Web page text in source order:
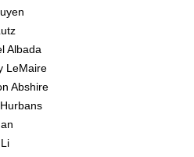
Albada
LeMaire
Abshire